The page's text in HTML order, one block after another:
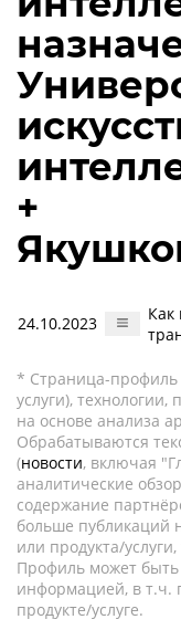
+
24.10.2023
Как
* Страница-профиль
услуги),
на основе анализа
Обрабатываются
(новости, включая
аналитические
содержание
больше публикаций
или продукта/
Профиль может
информацией, в т.ч.
продукте/услуге.